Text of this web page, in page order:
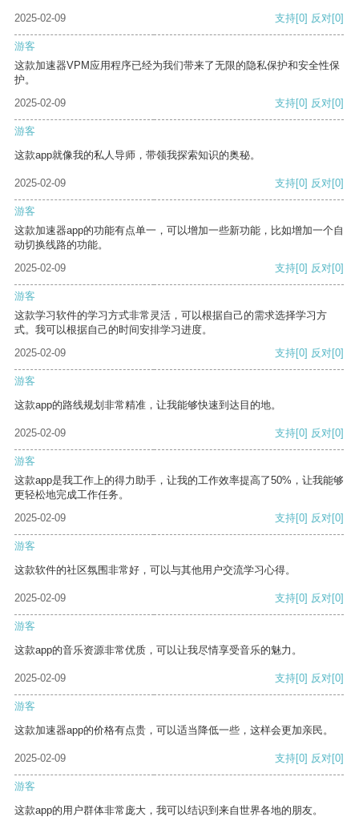
2025-02-09 支持[0] 反对[0]
游客
这款加速器VPM应用程序已经为我们带来了无限的隐私保护和安全性保
护。
2025-02-09
支持[0] 反对[0]
游客
这款app就像我的私人导师，带领我探索知识的奥秘。
2025-02-09 支持[0] 反对[0]
游客
这款加速器app的功能有点单一，可以增加一些新功能，比如增加一个自
动切换线路的功能。
2025-02-09
支持[0] 反对[0]
游客
这款学习软件的学习方式非常灵活，可以根据自己的需求选择学习方
式。我可以根据自己的时间安排学习进度。
2025-02-09
支持[0] 反对[0]
游客
这款app的路线规划非常精准，让我能够快速到达目的地。
2025-02-09 支持[0] 反对[0]
游客
这款app是我工作上的得力助手，让我的工作效率提高了50%，让我能够
更轻松地完成工作任务。
2025-02-09
支持[0] 反对[0]
游客
这款软件的社区氛围非常好，可以与其他用户交流学习心得。
2025-02-09 支持[0] 反对[0]
游客
这款app的音乐资源非常优质，可以让我尽情享受音乐的魅力。
2025-02-09 支持[0] 反对[0]
游客
这款加速器app的价格有点贵，可以适当降低一些，这样会更加亲民。
2025-02-09 支持[0] 反对[0]
游客
这款app的用户群体非常庞大，我可以结识到来自世界各地的朋友。